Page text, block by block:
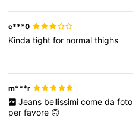
c***0
Kindatightfor normalthighs
m***r
Jeans bellissimi come da foto
perfavore 🙃